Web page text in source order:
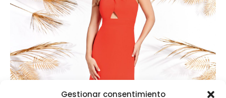
Gestionar consentimiento